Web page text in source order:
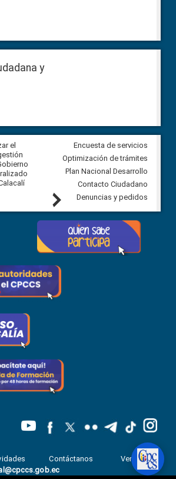
y
el
Veeduría para vigilar los
derivados de la Audiencia
comunidad Urbina, parroquia
Carolina
5 agosto, 2026
Next
Encuesta de servicios
Optimización de trámites
Plan Nacional Desarrollo
Contacto Ciudadano
Denuncias y pedidos
Contáctanos
Ventanilla